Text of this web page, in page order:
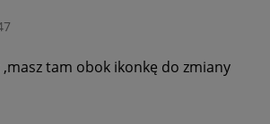
tam obok ikonkę do zmiany